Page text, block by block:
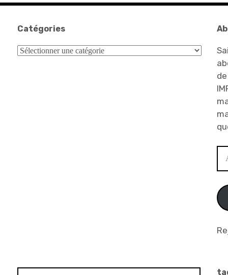
Catégories
Catégories
e-